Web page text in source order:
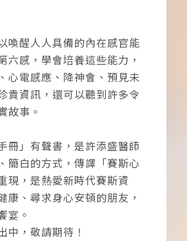
喚醒人人具備的內在感官能
六感，學會培養這些能力，
心電感應、降神會、預見未
貴資訊，還可以聽到許多令
故事。
冊」有聲書，是許添盛醫師
簡白的方式，傳譯「賽斯心
現，是熱愛新時代賽斯資
康、尋求身心安頓的朋友，
宴。
中，敬請期待！